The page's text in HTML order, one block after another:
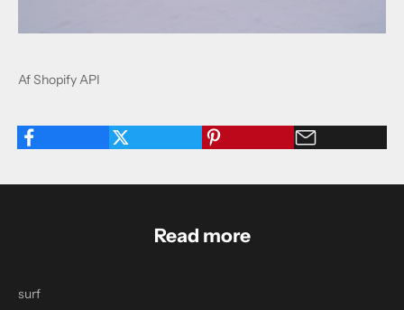
Af Shopify API
Read more
surf